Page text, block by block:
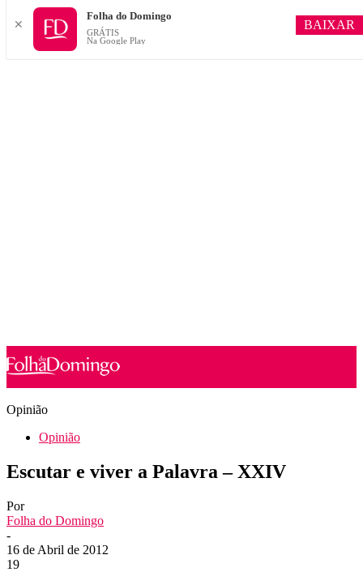
Opinião
Opinião
Escutar e viver a Palavra – XXIV
Por
Folha do Domingo
-
16 de Abril de 2012
19
✕
Folha do Domingo
GRÁTIS
Na Google Play
BAIXAR